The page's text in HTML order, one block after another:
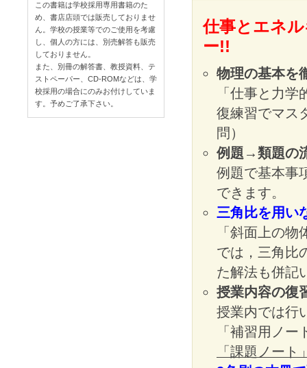
仕事とエネ
ー!!
物理の基本を
「仕事と力
復練習でマス
問）
例題→類題の
例題で基本事
できます。
三角比を用い
「斜面上の
では，三角比
た解法も併記
授業内容の復
授業内では行
「補習用ノ
「課題ノー
この書籍は学校採用専用書籍のた
め、書店店頭では販売しておりませ
ん。学校の授業等でのご使用を考慮
し、個人の方には、別売解答も販売
しておりません。
また、別冊の解答書、教授資料、テ
ストペーパー、CD-ROMなどは、学
校採用の場合にのみお付けしていま
す。予めご了承下さい。